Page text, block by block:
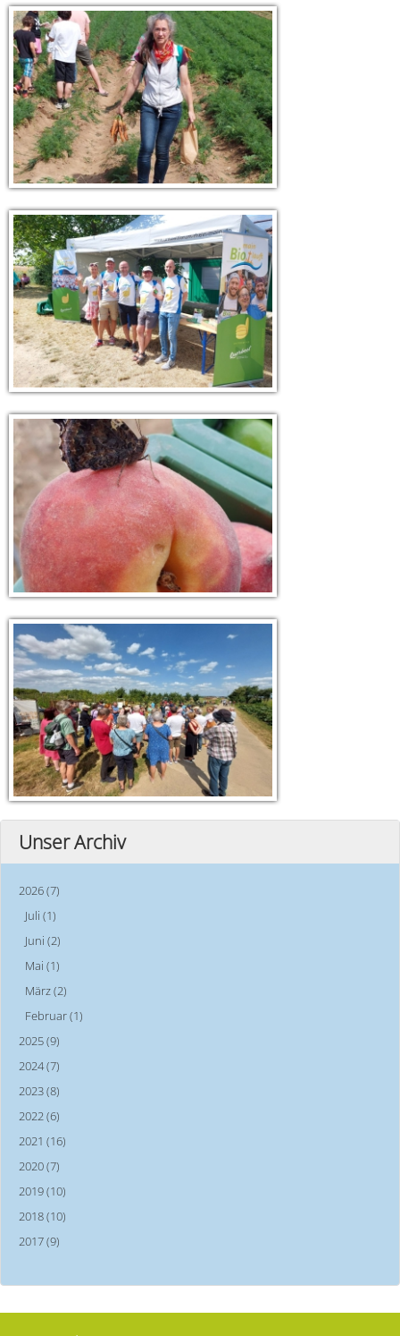
Unser Archiv
2026 (7)
Juli (1)
Juni (2)
Mai (1)
März (2)
Februar (1)
2025 (9)
2024 (7)
2023 (8)
2022 (6)
2021 (16)
2020 (7)
2019 (10)
2018 (10)
2017 (9)